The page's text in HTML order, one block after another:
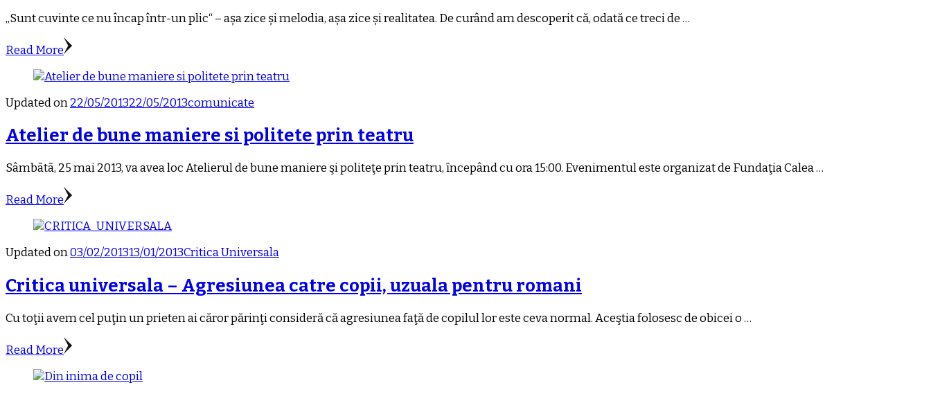
„Sunt cuvinte ce nu încap într-un plic“ – așa zice și melodia, așa zice și realitatea. De curând am descoperit că, odată ce treci de …
Read More
Updated on22/05/201322/05/2013comunicate
Atelier de bune maniere si politete prin teatru
Sâmbãtã, 25 mai 2013, va avea loc Atelierul de bune maniere şi politeţe prin teatru, ȋncepând cu ora 15:00. Evenimentul este organizat de Fundaţia Calea …
Read More
Updated on03/02/201313/01/2013Critica Universala
Critica universala – Agresiunea catre copii, uzuala pentru romani
Cu toţii avem cel puţin un prieten ai căror părinţi consideră că agresiunea faţă de copilul lor este ceva normal. Aceştia folosesc de obicei o …
Read More